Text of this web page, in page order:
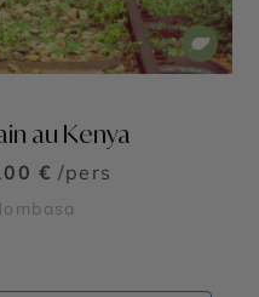
au Kenya
€ /pers